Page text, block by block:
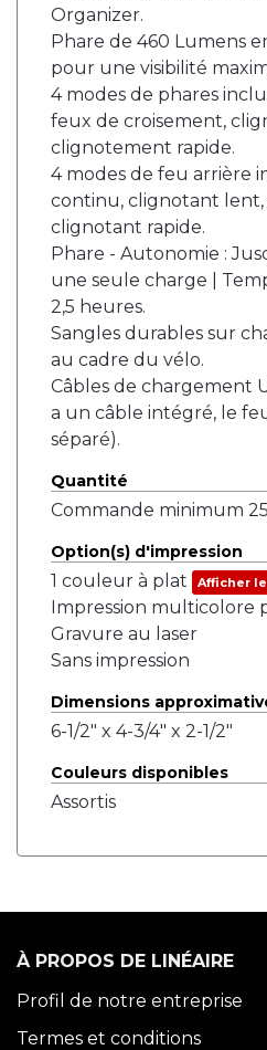
Organizer.
Phare de 460 Lumens
pour une visibilité
4 modes de phares
feux de croisement,
clignotement rapide.
4 modes de feu arrière
continu, clignotant
clignotant rapide.
Phare - Autonomie :
une seule charge |
2,5 heures.
Sangles durables sur
au cadre du vélo.
Câbles de chargement
a un câble intégré, le
séparé).
Quantité
Commande minimum
Option(s) d'impression
1 couleur à plat Afficher
Impression multicolore
Gravure au laser
Sans impression
Dimensions
6-1/2" x 4-3/4" x 2-1/2"
Couleurs disponibles
Assortis
À PROPOS DE LINÉAIRE
Profil de notre entreprise
Termes et conditions